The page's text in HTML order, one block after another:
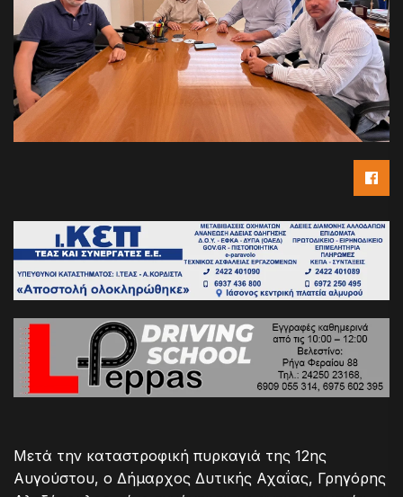
Μετά την καταστροφική πυρκαγιά της 12ης
Αυγούστου, ο Δήμαρχος Δυτικής Αχαΐας, Γρηγόρης